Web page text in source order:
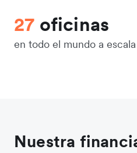
27 oficinas
en todo el mundo a
Nuestra